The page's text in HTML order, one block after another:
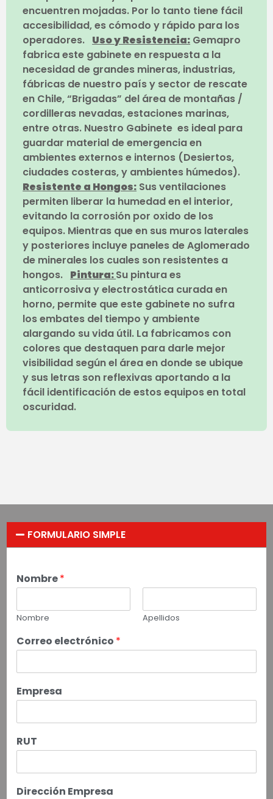
encuentren mojadas. Por lo tanto tiene fácil
accesibilidad, es cómodo y rápido para los
operadores. Uso y Resistencia: Gemapro
fabrica este gabinete en respuesta a la
necesidad de grandes mineras, industrias,
fábricas de nuestro país y sector de rescate
en Chile, “Brigadas” del área de montañas /
cordilleras nevadas, estaciones marinas,
entre otras. Nuestro Gabinete es ideal para
guardar material de emergencia en
ambientes externos e internos (Desiertos,
ciudades costeras, y ambientes húmedos).
Resistente a Hongos: Sus ventilaciones
permiten liberar la humedad en el interior,
evitando la corrosión por oxido de los
equipos. Mientras que en sus muros laterales
y posteriores incluye paneles de Aglomerado
de minerales los cuales son resistentes a
hongos. Pintura:Su pintura es
anticorrosiva y electrostática curada en
horno, permite que este gabinete no sufra
los embates del tiempo y ambiente
alargando su vida útil. La fabricamos con
colores que destaquen para darle mejor
visibilidad según el área en donde se ubique
y sus letras son reflexivas aportando a la
fácil identificación de estos equipos en total
oscuridad.
FORMULARIO SIMPLE
Nombre*
Nombre Apellidos
Correo electrónico *
Empresa
RUT
Dirección Empresa